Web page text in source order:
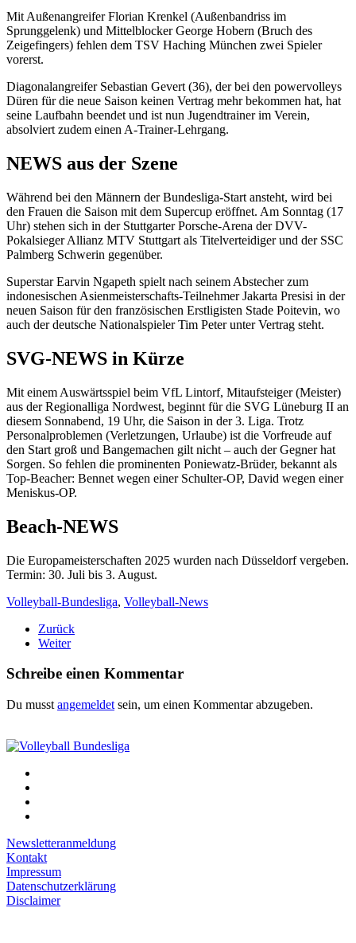
Mit Außenangreifer Florian Krenkel (Außenbandriss im
Sprunggelenk) und Mittelblocker George Hobern (Bruch des
Zeigefingers) fehlen dem TSV Haching München zwei Spieler
vorerst.
Diagonalangreifer Sebastian Gevert (36), der bei den powervolleys
Düren für die neue Saison keinen Vertrag mehr bekommen hat, hat
seine Laufbahn beendet und ist nun Jugendtrainer im Verein,
absolviert zudem einen A-Trainer-Lehrgang.
NEWS aus der Szene
Während bei den Männern der Bundesliga-Start ansteht, wird bei
den Frauen die Saison mit dem Supercup eröffnet. Am Sonntag (17
Uhr) stehen sich in der Stuttgarter Porsche-Arena der DVV-
Pokalsieger Allianz MTV Stuttgart als Titelverteidiger und der SSC
Palmberg Schwerin gegenüber.
Superstar Earvin Ngapeth spielt nach seinem Abstecher zum
indonesischen Asienmeisterschafts-Teilnehmer Jakarta Presisi in der
neuen Saison für den französischen Erstligisten Stade Poitevin, wo
auch der deutsche Nationalspieler Tim Peter unter Vertrag steht.
SVG-NEWS in Kürze
Mit einem Auswärtsspiel beim VfL Lintorf, Mitaufsteiger (Meister)
aus der Regionalliga Nordwest, beginnt für die SVG Lüneburg II an
diesem Sonnabend, 19 Uhr, die Saison in der 3. Liga. Trotz
Personalproblemen (Verletzungen, Urlaube) ist die Vorfreude auf
den Start groß und Bangemachen gilt nicht – auch der Gegner hat
Sorgen. So fehlen die prominenten Poniewatz-Brüder, bekannt als
Top-Beacher: Bennet wegen einer Schulter-OP, David wegen einer
Meniskus-OP.
Beach-NEWS
Die Europameisterschaften 2025 wurden nach Düsseldorf vergeben.
Termin: 30. Juli bis 3. August.
Volleyball-Bundesliga, Volleyball-News
Zurück
Weiter
Schreibe einen Kommentar
Du musst angemeldet sein, um einen Kommentar abzugeben.
Newsletteranmeldung
Kontakt
Impressum
Datenschutzerklärung
Disclaimer